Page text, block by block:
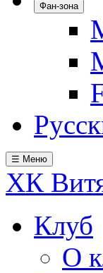
Фан-зона
☰ Меню
ХК
Клуб
О